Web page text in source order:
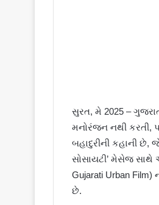
સુરત, મે 2025 –
મનોરંજન નથી કરતી,
બહાદુરીની કહાની
સોસાયટી’ મેસેજ
Gujarati Urban Film)
છે.